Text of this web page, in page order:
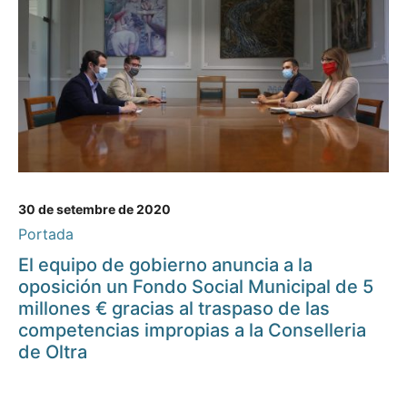
30 de setembre de 2020
Portada
El equipo de gobierno anuncia a la
oposición un Fondo Social Municipal de 5
millones € gracias al traspaso de las
competencias impropias a la Conselleria
de Oltra